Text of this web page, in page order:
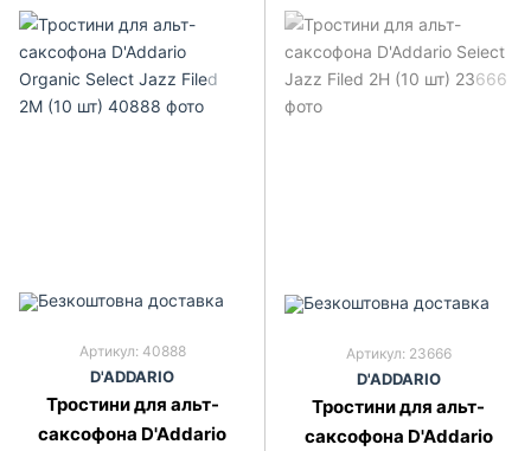
Артикул: 40888
D'ADDARIO
Тростини для альт-
саксофона D'Addario
Артикул: 23666
D'ADDARIO
Тростини для альт-
саксофона D'Addario